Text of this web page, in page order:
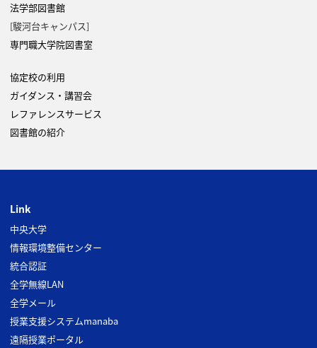
法学部図書館
[駿河台キャンパス]
専門職大学院図書室
協定校の利用
ガイダンス・講習会
レファレンスサービス
図書館の紹介
Link
中央大学
情報環境整備センター
統合認証
全学無線LAN
全学メール
授業支援システムmanaba
遠隔授業ポータル